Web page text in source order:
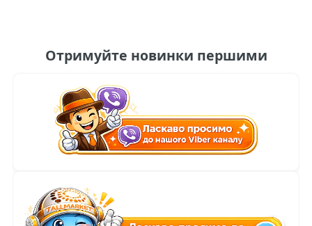
Отримуйте новинки першими